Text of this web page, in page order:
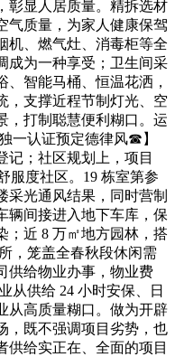
彰显人居质量。精拆选材
气质量，为家人健康保驾
机、燃气灶、消毒柜等全
成为一种享受；卫生间采
智能马桶、恒温花洒，
，支撑近程节制灯光、空
，打制聪慧便利糊口。运
一认证预定德律风☎】
记；社区规划上，项目
服度社区。19 栋室第参
采光通风结果，同时营制
辆间接进入地下车库，保
；近 8 万㎡地方园林，搭
，笼盖全春秋段休闲需
供给物业办事，物业费
从供给 24 小时安保、日
从高质量糊口。做为开辟
，既不强调项目劣势，也
供给实正在、全面的项目